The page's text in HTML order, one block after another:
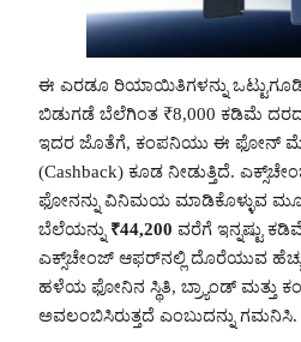
ಈ ಎರಡೂ ರಿಯಾಯಿತಿಗಳನ್ನು
ಬಿಡುಗಡೆ ಬೆಲೆಗಿಂತ ₹8,000 ಕಡಿಮೆ
ಇದರ ಜೊತೆಗೆ, ಕಂಪನಿಯು ಈ ಫೋನ್
(Cashback) ಕೂಡ ನೀಡುತ್ತಿದೆ.
ಫೋನನ್ನು ವಿನಿಮಯ ಮಾಡಿಕೊಳ್ಳುವ
ಬೆಲೆಯನ್ನು ₹44,200 ವರೆಗೆ ಇನ್ನಷ್ಟು
ಎಕ್ಸ್‌ಚೇಂಜ್ ಆಫರ್‌ನಲ್ಲಿ ದೊರೆಯುವ
ಹಳೆಯ ಫೋನಿನ ಸ್ಥಿತಿ, ಬ್ರ್ಯಾಂಡ್
ಅವಲಂಬಿಸಿರುತ್ತದೆ ಎಂಬುದನ್ನು ಗಮನಿಸಿ.